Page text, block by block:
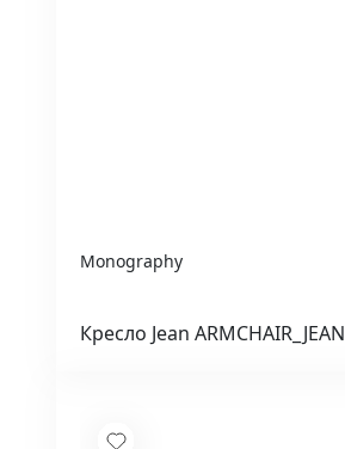
Monography
Кресло Jean ARMCHAIR_JEAN